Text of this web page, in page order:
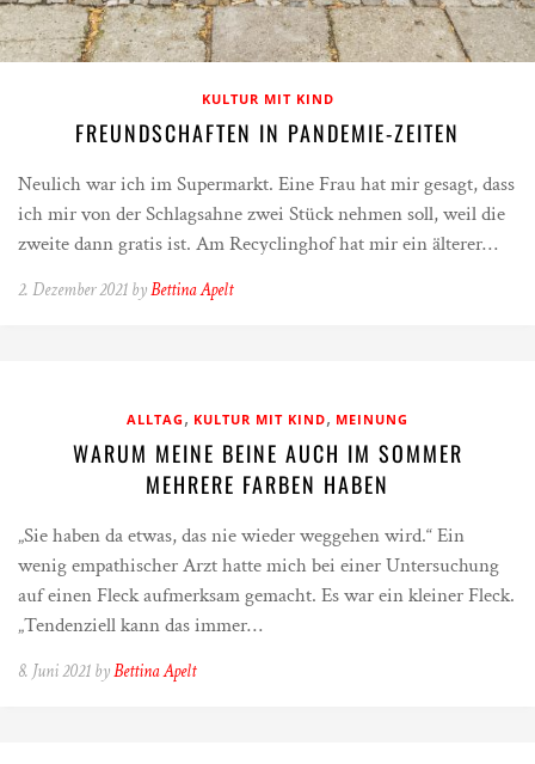
KULTUR MIT KIND
FREUNDSCHAFTEN IN PANDEMIE-ZEITEN
Neulich war ich im Supermarkt. Eine Frau hat mir gesagt, dass
ich mir von der Schlagsahne zwei Stück nehmen soll, weil die
zweite dann gratis ist. Am Recyclinghof hat mir ein älterer…
2. Dezember 2021 byBettina Apelt
ALLTAG , KULTUR MIT KIND, MEINUNG
WARUM MEINE BEINE AUCH IM SOMMER
MEHRERE FARBEN HABEN
„Sie haben da etwas, das nie wieder weggehen wird.“ Ein
wenig empathischer Arzt hatte mich bei einer Untersuchung
auf einen Fleck aufmerksam gemacht. Es war ein kleiner Fleck.
„Tendenziell kann das immer…
8. Juni 2021 byBettina Apelt